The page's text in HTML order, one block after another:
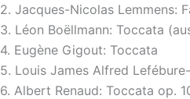
2. Jacques-Nicolas Lemmens:
3. Léon Boëllmann: Toccata
4. Eugène Gigout: Toccata
5. Louis James Alfred
6. Albert Renaud: Toccata op.